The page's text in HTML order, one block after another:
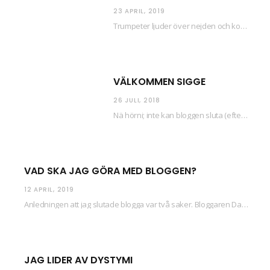
23 APRIL, 2019
Trumpeter ljuder över nejden och konfetti regnar längsmed husfasaderna – FREDEN ÄR HÄR! Eller ahem.…
VÄLKOMMEN SIGGE
26 JULI, 2018
Nä hörni; inte kan bloggen sluta (eftersom jag så sällan uppdaterar skiten) i sånt supermoll.…
VAD SKA JAG GÖRA MED BLOGGEN?
12 APRIL, 2019
Anledningen att jag slutade blogga var två saker. Bloggaren Daniel skrev ut checkar som personen…
JAG LIDER AV DYSTYMI